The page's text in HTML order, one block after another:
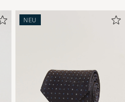
NEU